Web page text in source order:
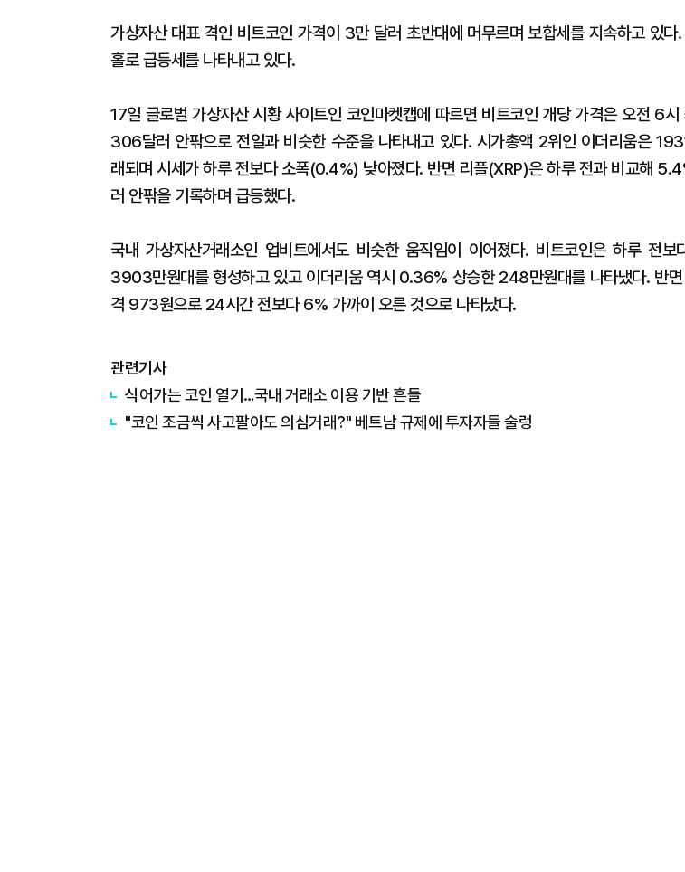
가상자산 대표 격인 비트코인 가격이 3만 달러 초반대에 머무르며 보합세를 지속하고 있다
홀로 급등세를 나타내고 있다.
17일 글로벌 가상자산 시황 사이트인 코인마켓캡에 따르면 비트코인 개당 가격은 오전 6
306달러 안팎으로 전일과 비슷한 수준을 나타내고 있다. 시가총액 2위인 이더리움은
래되며 시세가 하루 전보다 소폭(0.4%) 낮아졌다. 반면 리플(XRP)은 하루 전과 비교해
러 안팎을 기록하며 급등했다.
국내 가상자산거래소인 업비트에서도 비슷한 움직임이 이어졌다. 비트코인은 하루 전
3903만원대를 형성하고 있고 이더리움 역시 0.36% 상승한 248만원대를 나타냈다. 반면
격 973원으로 24시간 전보다 6% 가까이 오른 것으로 나타났다.
관련기사
식어가는 코인 열기…국내 거래소 이용 기반 흔들
"코인 조금씩 사고팔아도 의심거래?" 베트남 규제에 투자자들 술렁